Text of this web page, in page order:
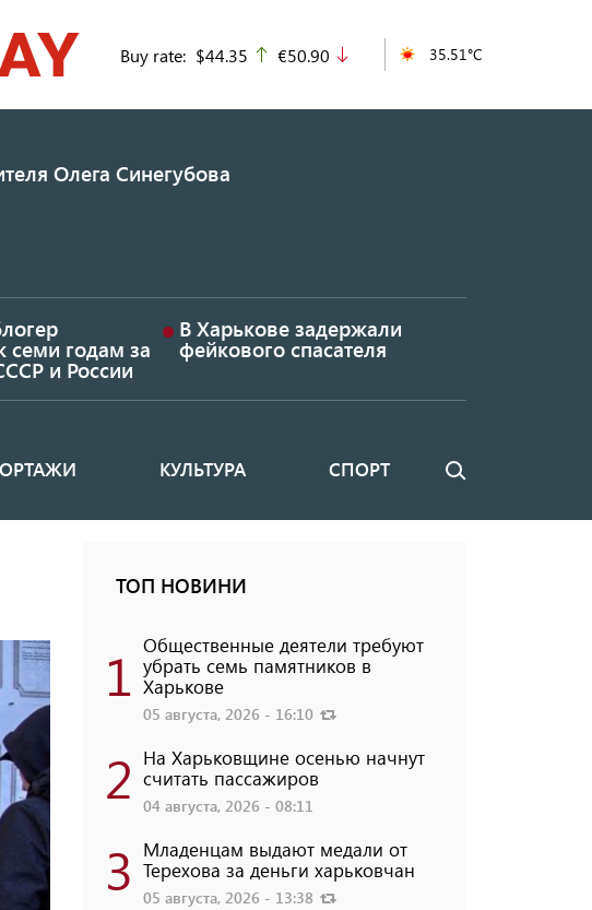
Buy rate: $44.35 up
€50.90 35.51°C
Олега Синегубова
семи годам за
и России
В Харькове задержали
фейкового спасателя
КУЛЬТУРА СПОРТ Поиск
ТОП НОВИНИ
1 Общественные деятели требуют
убрать семь памятников в
Харькове
05 августа, 2026 - 16:10
2 На Харьковщине осенью начнут
считать пассажиров
04 августа, 2026 - 08:11
3 Младенцам выдают медали от
Терехова за деньги харьковчан
05 августа, 2026 - 13:38